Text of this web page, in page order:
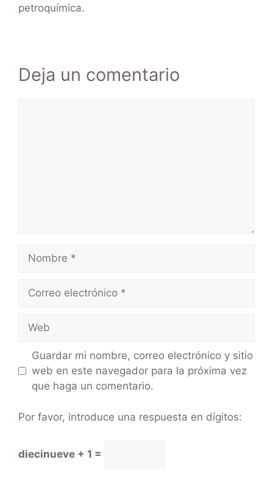
petroquímica.
Deja un comentario
Guardar mi nombre, correo electrónico y sitio
web en este navegador para la próxima vez
que haga un comentario.
Por favor, introduce una respuesta en dígitos:
diecinueve + 1 =